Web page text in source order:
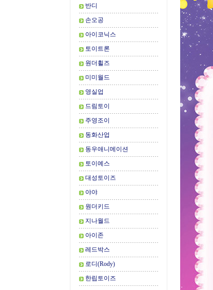
반디
손오공
아이코닉스
토이트론
원더휠즈
미미월드
영실업
드림토이
주영조이
동화산업
동우애니메이션
토이예스
대성토이즈
야야
원더키드
지나월드
아이존
레드박스
로디(Rody)
한립토이즈